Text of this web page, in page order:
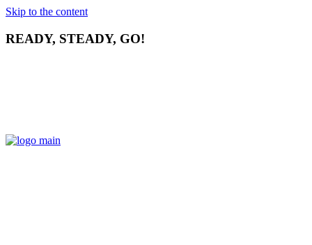
Skip to the content
READY, STEADY, GO!